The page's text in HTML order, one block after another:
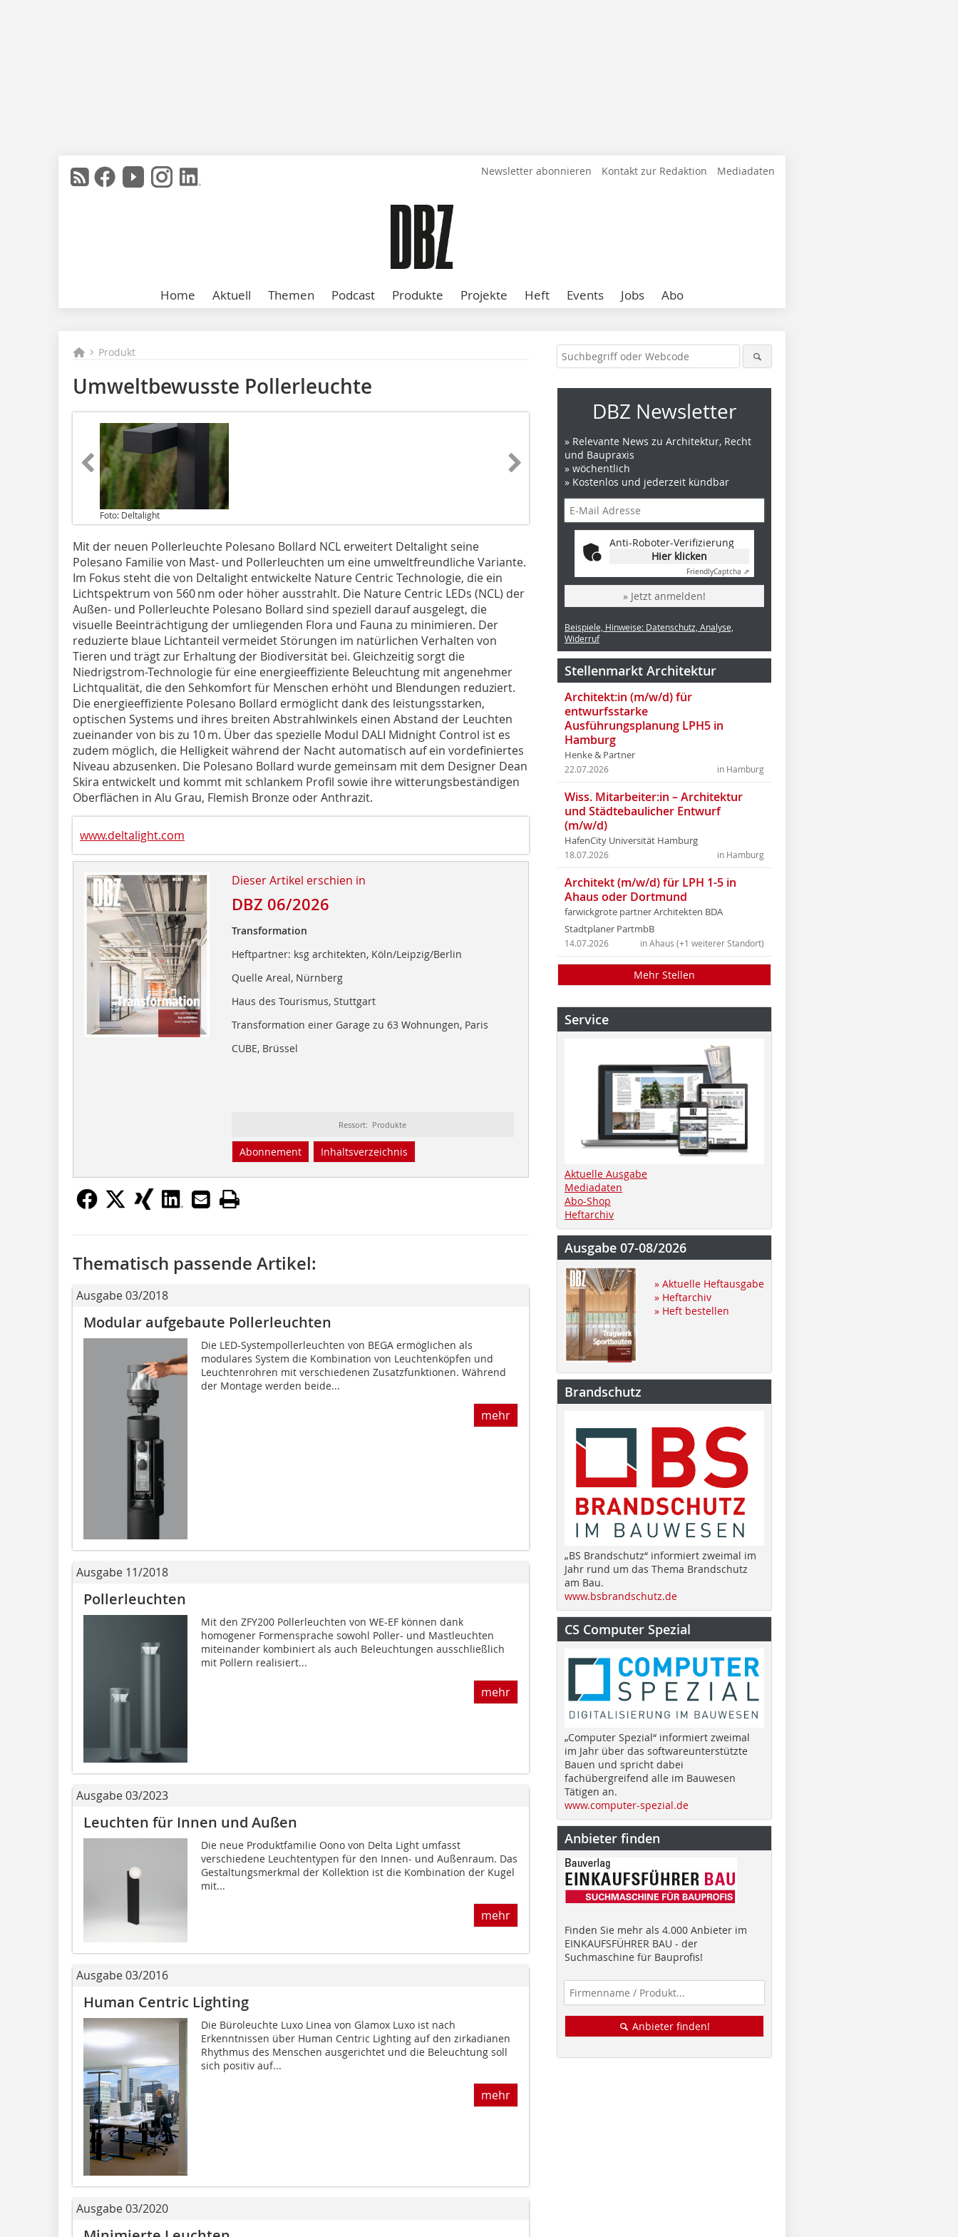
Newsletter abonnieren Kontakt zur Redaktion Mediadaten
Home Aktuell Themen Podcast Produkte Projekte Heft Events Jobs Abo
Produkt
Umweltbewusste Pollerleuchte
Foto: Deltalight
Mit der neuen Pollerleuchte Polesano Bollard NCL erweitert Deltalight seine
Polesano Familie von Mast- und Pollerleuchten um eine umweltfreundliche Variante.
Im Fokus steht die von Deltalight entwickelte Nature Centric Technologie, die ein
Lichtspektrum von 560 nm oder höher ausstrahlt. Die Nature Centric LEDs (NCL) der
Außen- und Pollerleuchte Polesano Bollard sind speziell darauf ausgelegt, die
visuelle Beeinträchtigung der umliegenden Flora und Fauna zu minimieren. Der
reduzierte blaue Lichtanteil vermeidet Störungen im natürlichen Verhalten von
Tieren und trägt zur Erhaltung der Biodiversität bei. Gleichzeitig sorgt die
Niedrigstrom-Technologie für eine energie­effiziente Beleuchtung mit angenehmer
Licht­qualität, die den Sehkomfort für Menschen erhöht und Blendungen reduziert.
Die energieeffiziente Polesano Bollard ermöglicht dank des leistungsstarken,
optischen Systems und ihres breiten Abstrahlwinkels einen Abstand der Leuchten
zueinander von bis zu 10 m. Über das spezielle Modul DALI Midnight Control ist es
zudem möglich, die Helligkeit während der Nacht automatisch auf ein vordefiniertes
Niveau abzusenken. Die Polesano Bollard wurde gemeinsam mit dem Designer Dean
Skira entwickelt und kommt mit schlankem Profil sowie ihre witterungsbeständigen
Oberflächen in Alu Grau, Flemish Bronze oder Anthrazit.
www.deltalight.com
Dieser Artikel erschien in
DBZ 06/2026
Transformation
Heftpartner: ksg architekten, Köln/Leipzig/Berlin
Quelle Areal, Nürnberg
Haus des Tourismus, Stuttgart
Transformation einer Garage zu 63 Wohnungen, Paris
CUBE, Brüssel
Ressort: Produkte
Abonnement Inhaltsverzeichnis
Thematisch passende Artikel:
Ausgabe 03/2018
Modular aufgebaute Pollerleuchten
Die LED-Systempollerleuchten von BEGA ermöglichen als
modulares System die Kombination von Leuchtenköpfen und
Leuchtenrohren mit verschiedenen Zusatzfunktionen. Während
der Montage werden beide...
mehr
Ausgabe 11/2018
Pollerleuchten
Mit den ZFY200 Pollerleuchten von WE-EF können dank
homogener Formensprache sowohl Poller- und Mastleuchten
miteinander kombiniert als auch Beleuchtungen ausschließlich
mit Pollern realisiert...
mehr
Ausgabe 03/2023
Leuchten für Innen und Außen
Die neue Produktfamilie Oono von Delta Light umfasst
verschiedene Leuchtentypen für den Innen- und Außenraum. Das
Gestaltungsmerkmal der Kollektion ist die Kombination der Kugel
mit...
mehr
Ausgabe 03/2016
Human Centric Lighting
Die Büroleuchte Luxo Linea von Glamox Luxo ist nach
Erkenntnissen über Human Centric Lighting auf den zirkadianen
Rhythmus des Menschen ausgerichtet und die Beleuchtung soll
sich positiv auf...
mehr
Ausgabe 03/2020
DBZ Newsletter
» Relevante News zu Architektur, Recht
und Baupraxis
» wöchentlich
» Kostenlos und jederzeit kündbar
Anti-Roboter-Verifizierung
Hier klicken
FriendlyCaptcha ⇗
» Jetzt anmelden!
Beispiele, Hinweise: Datenschutz, Analyse,
Widerruf
Stellenmarkt Architektur
Architekt:in (m/w/d) für
entwurfsstarke
Ausführungsplanung LPH5 in
Hamburg
Henke & Partner
in Hamburg
22.07.2026
Wiss. Mitarbeiter:in – Architektur
und Städtebaulicher Entwurf
(m/w/d)
HafenCity Universität Hamburg
in Hamburg
18.07.2026
Architekt (m/w/d) für LPH 1-5 in
Ahaus oder Dortmund
farwickgrote partner Architekten BDA
Stadtplaner PartmbB
in Ahaus (+1 weiterer Standort)
14.07.2026
Mehr Stellen
Service
Aktuelle Ausgabe
Mediadaten
Abo-Shop
Heftarchiv
Ausgabe 07-08/2026
» Aktuelle Heftausgabe
» Heftarchiv
» Heft bestellen
Brandschutz
„BS Brandschutz“ informiert zweimal im
Jahr rund um das Thema Brandschutz
am Bau.
www.bsbrandschutz.de
CS Computer Spezial
„Computer Spezial“ informiert zweimal
im Jahr über das softwareunterstützte
Bauen und spricht dabei
fachübergreifend alle im Bauwesen
Tätigen an.
www.computer-spezial.de
Anbieter finden
Finden Sie mehr als 4.000 Anbieter im
EINKAUFSFÜHRER BAU - der
Suchmaschine für Bauprofis!
Anbieter finden!